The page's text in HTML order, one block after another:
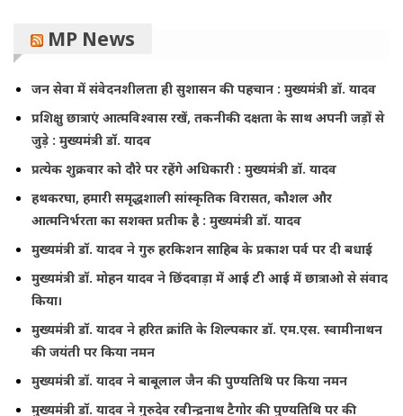
MP News
जन सेवा में संवेदनशीलता ही सुशासन की पहचान : मुख्यमंत्री डॉ. यादव
प्रशिक्षु छात्राएं आत्मविश्वास रखें, तकनीकी दक्षता के साथ अपनी जड़ों से
जुड़े : मुख्यमंत्री डॉ. यादव
प्रत्येक शुक्रवार को दौरे पर रहेंगे अधिकारी : मुख्यमंत्री डॉ. यादव
हथकरघा, हमारी समृद्धशाली सांस्कृतिक विरासत, कौशल और
आत्मनिर्भरता का सशक्त प्रतीक है : मुख्यमंत्री डॉ. यादव
मुख्यमंत्री डॉ. यादव ने गुरु हरकिशन साहिब के प्रकाश पर्व पर दी बधाई
मुख्यमंत्री डॉ. मोहन यादव ने छिंदवाड़ा में आई टी आई में छात्राओ से संवाद
किया।
मुख्यमंत्री डॉ. यादव ने हरित क्रांति के शिल्पकार डॉ. एम.एस. स्वामीनाथन
की जयंती पर किया नमन
मुख्यमंत्री डॉ. यादव ने बाबूलाल जैन की पुण्यतिथि पर किया नमन
मुख्यमंत्री डॉ. यादव ने गुरुदेव रवीन्द्रनाथ टैगोर की पुण्यतिथि पर की